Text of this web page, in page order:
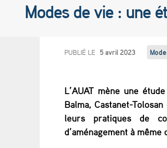
Modes de vie : une
M
d
e
s
PUBLIÉ LE 5 avril 2023
L’AUAT mène une
Balma, Castanet-
leurs pratiques de
d’aménagement à